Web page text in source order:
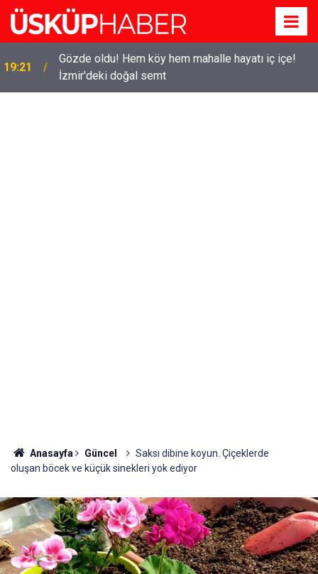
19:21
Gözde oldu! Hem köy hem mahalle hayatı iç içe!
İzmir'deki doğal semt
Anasayfa Güncel
Saksı dibine koyun. Çiçeklerde
oluşan böcek ve küçük sinekleri yok ediyor